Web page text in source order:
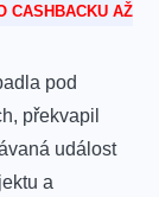
CASHBACKU AŽ
pod
překvapil
událost
a